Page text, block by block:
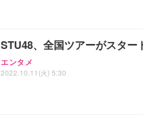
STU48、全国ツアーがスタ
エンタメ
2022.10.11(火) 5:30